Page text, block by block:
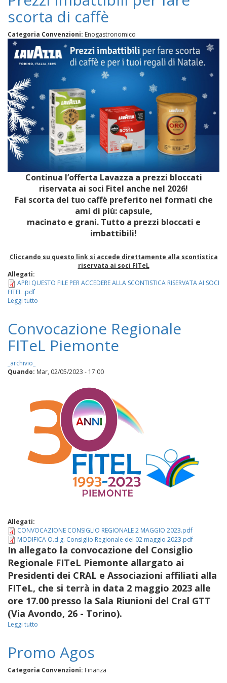
scorta di caffè
Categoria Convenzioni: Enogastronomico
Continua l’offerta Lavazza a prezzi bloccati
riservata ai soci Fitel anche nel 2026!
Fai scorta del tuo caffè preferito nei formati che
ami di più: capsule,
macinato e grani. Tutto a prezzi bloccati e
imbattibili!
Cliccando su questo link si accede direttamente alla scontistica
riservata ai soci FITeL
Allegati:
APRI QUESTO FILE PER ACCEDERE ALLA SCONTISTICA RISERVATA AI SOCI
FITEL .pdf
Leggi tutto
Prezzi
imbattibili
fare
di
Convocazione Regionale
FITeL Piemonte
_archivio_
Quando: Mar, 02/05/2023 - 17:00
Allegati:
CONVOCAZIONE CONSIGLIO REGIONALE 2 MAGGIO 2023.pdf
MODIFICA O.d.g. Consiglio Regionale del 02 maggio 2023.pdf
In allegato la convocazione del Consiglio
Regionale FITeL Piemonte allargato ai
Presidenti dei CRAL e Associazioni affiliati alla
FITeL, che si terrà in data 2 maggio 2023 alle
ore 17.00 presso la Sala Riunioni del Cral GTT
(Via Avondo, 26 - Torino).
Leggi tutto
FITeL
Piemonte
Promo Agos
Categoria Convenzioni: Finanza